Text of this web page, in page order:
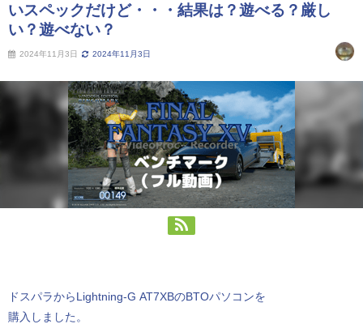
いスペックだけど・・・結果は？遊べる？厳し
い？遊べない？
2024年11月3日 2024年11月3日
ドスパラからLightning-G AT7XBのBTOパソコンを
購入しました。